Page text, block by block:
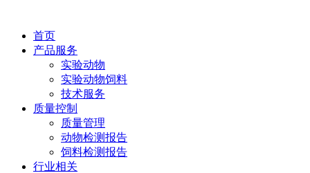
首页
产品服务
实验动物
实验动物饲料
技术服务
质量控制
质量管理
动物检测报告
饲料检测报告
行业相关